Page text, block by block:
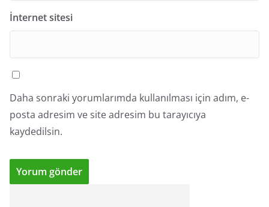
İnternet sitesi
Daha sonraki yorumlarımda kullanılması için adım, e-
posta adresim ve site adresim bu tarayıcıya
kaydedilsin.